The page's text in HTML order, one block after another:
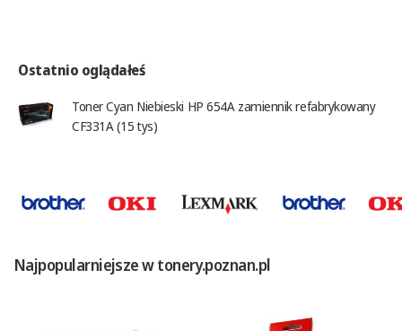
Ostatnio oglądałeś
Toner Cyan Niebieski HP 654A zamiennik refabrykowany
CF331A (15 tys)
Najpopularniejsze w tonery.poznan.pl